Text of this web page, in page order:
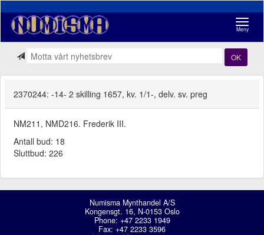
Meny
OK
2370244: -14- 2 skilling 1657, kv. 1/1-, delv. sv. preg
NM211, NMD216. Frederik III.
Antall bud: 18
Sluttbud: 226
Numisma Mynthandel A/S
Kongensgt. 16, N-0153 Oslo
Phone: +47 2233 1949
Fax: +47 2233 3596